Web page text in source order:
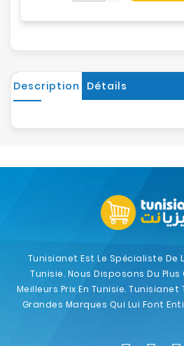
Description Détails
Tunisianet Est Le Spécialiste De
Tunisie. Nous Disposons Du Plus
Meilleurs Prix En Tunisie. Tunisianet
Grandes Marques Qui Lui Font